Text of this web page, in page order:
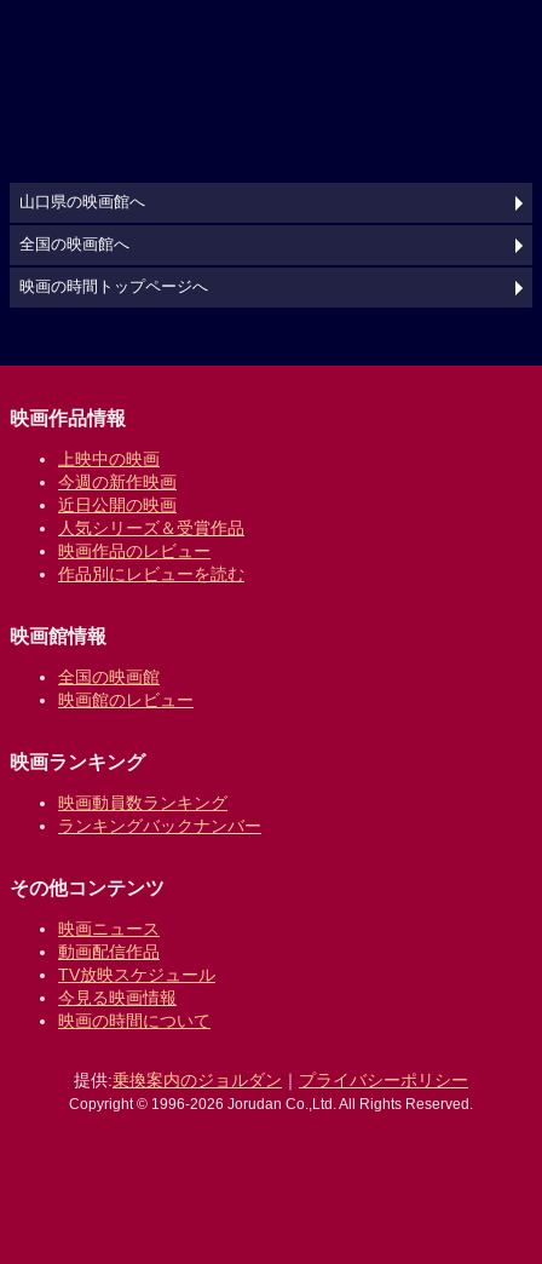
山口県の映画館へ
全国の映画館へ
映画の時間トップページへ
映画作品情報
上映中の映画
今週の新作映画
近日公開の映画
人気シリーズ＆受賞作品
映画作品のレビュー
作品別にレビューを読む
映画館情報
全国の映画館
映画館のレビュー
映画ランキング
映画動員数ランキング
ランキングバックナンバー
その他コンテンツ
映画ニュース
動画配信作品
TV放映スケジュール
今見る映画情報
映画の時間について
提供:乗換案内のジョルダン ｜ プライバシーポリシー
Copyright © 1996-2026 Jorudan Co.,Ltd. All Rights Reserved.